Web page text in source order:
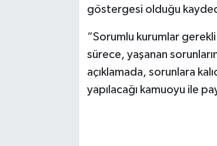
göstergesi olduğu
“Sorumlu kurumlar
sürece, yaşanan
açıklamada, sorunlara
yapılacağı kamuoyu ile